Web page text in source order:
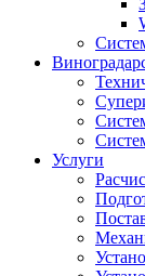
Услуги